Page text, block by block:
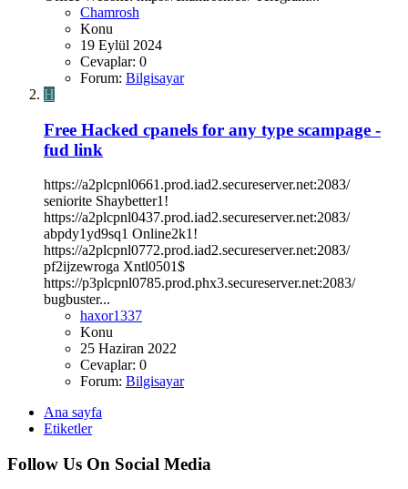
Chamrosh
Konu
19 Eylül 2024
Cevaplar: 0
Forum: Bilgisayar
H
Free Hacked cpanels for any type scampage -
fud link
https://a2plcpnl0661.prod.iad2.secureserver.net:2083/
seniorite Shaybetter1!
https://a2plcpnl0437.prod.iad2.secureserver.net:2083/
abpdy1yd9sq1 Online2k1!
https://a2plcpnl0772.prod.iad2.secureserver.net:2083/
pf2ijzewroga Xntl0501$
https://p3plcpnl0785.prod.phx3.secureserver.net:2083/
bugbuster...
haxor1337
Konu
25 Haziran 2022
Cevaplar: 0
Forum: Bilgisayar
Ana sayfa
Etiketler
Follow Us On Social Media